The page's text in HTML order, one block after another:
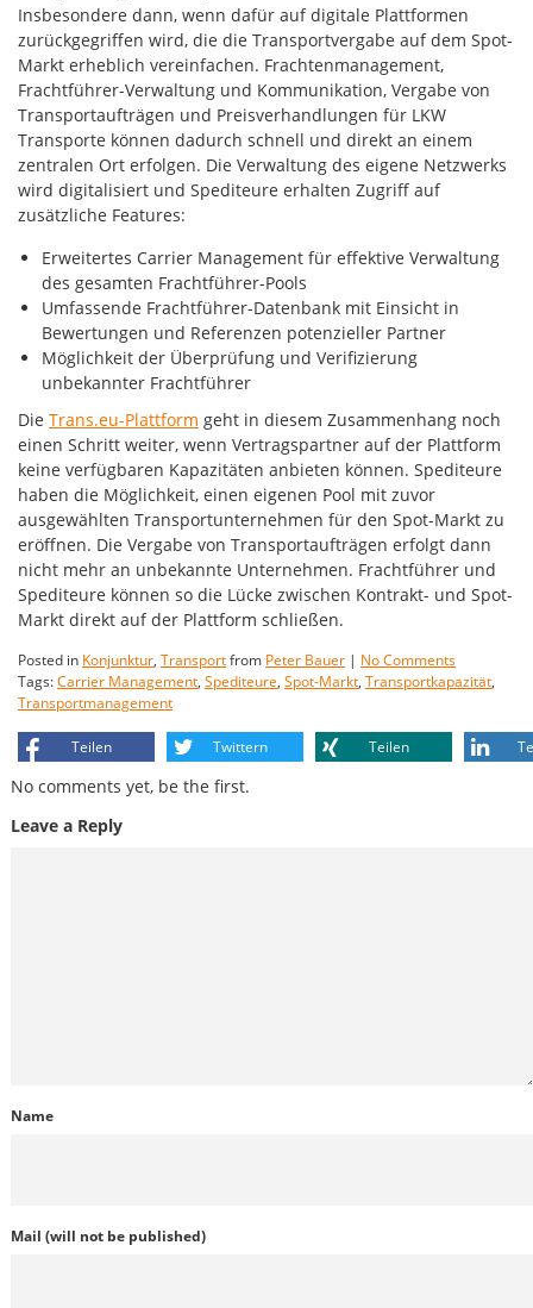
Insbesondere dann, wenn dafür auf digitale Plattformen
zurückgegriffen wird, die die Transportvergabe auf dem Spot-
Markt erheblich vereinfachen. Frachtenmanagement,
Frachtführer-Verwaltung und Kommunikation, Vergabe von
Transportaufträgen und Preisverhandlungen für LKW
Transporte können dadurch schnell und direkt an einem
zentralen Ort erfolgen. Die Verwaltung des eigene Netzwerks
wird digitalisiert und Spediteure erhalten Zugriff auf
zusätzliche Features:
Erweitertes Carrier Management für effektive Verwaltung
des gesamten Frachtführer-Pools
Umfassende Frachtführer-Datenbank mit Einsicht in
Bewertungen und Referenzen potenzieller Partner
Möglichkeit der Überprüfung und Verifizierung
unbekannter Frachtführer
Die Trans.eu-Plattform geht in diesem Zusammenhang noch
einen Schritt weiter, wenn Vertragspartner auf der Plattform
keine verfügbaren Kapazitäten anbieten können. Spediteure
haben die Möglichkeit, einen eigenen Pool mit zuvor
ausgewählten Transportunternehmen für den Spot-Markt zu
eröffnen. Die Vergabe von Transportaufträgen erfolgt dann
nicht mehr an unbekannte Unternehmen. Frachtführer und
Spediteure können so die Lücke zwischen Kontrakt- und Spot-
Markt direkt auf der Plattform schließen.
Posted in Konjunktur, Transportfrom Peter Bauer | No Comments
Tags:Carrier Management, Spediteure, Spot-Markt, Transportkapazität,
Transportmanagement
Teilen Twittern Teilen
No comments yet, be the first.
Leave a Reply
Name
Mail (will not be published)